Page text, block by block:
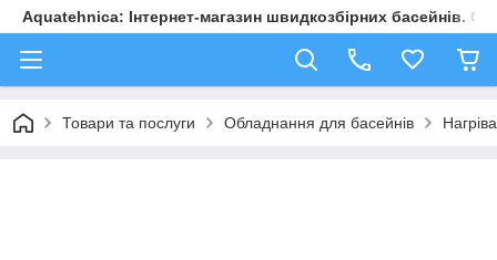
Aquatehnica: Інтернет-магазин швидкозбірних басейнів.
Товари та послуги Обладнання для басейнів